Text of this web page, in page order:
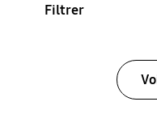
Filtrer